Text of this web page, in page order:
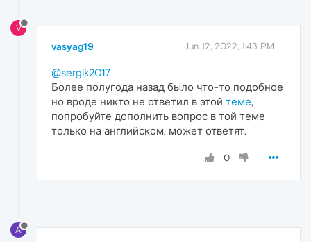
V
vasyag19 Jun 12, 2022, 1:43 PM
@sergik2017
Более полугода назад было что-то подобное
но вроде никто не ответил в этой теме,
попробуйте дополнить вопрос в той теме
только на английском, может ответят.
0
A